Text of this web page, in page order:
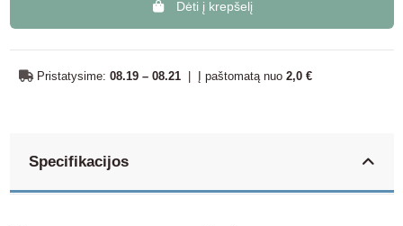
Dėti į krepšelį
Pristatysime: 08.19 – 08.21 | Į paštomatą nuo 2,0 €
Specifikacijos